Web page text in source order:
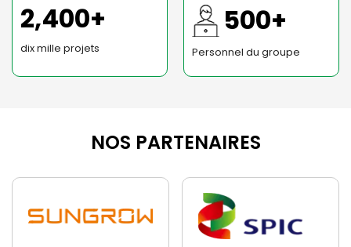
2,400+
dix mille projets
500+
Personnel du groupe
NOS PARTENAIRES